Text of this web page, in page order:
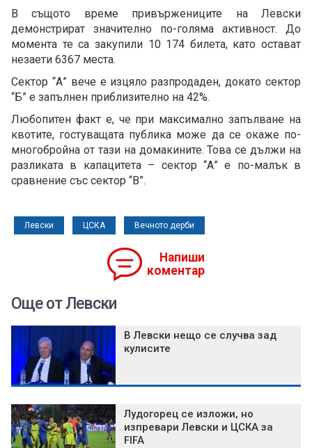
В същото време привържениците на Левски
демонстрират значително по-голяма активност. До
момента те са закупили 10 174 билета, като остават
незаети 6367 места.
Сектор “А” вече е изцяло разпродаден, докато сектор
“Б” е запълнен приблизително на 42%.
Любопитен факт е, че при максимално запълване на
квотите, гостуващата публика може да се окаже по-
многобройна от тази на домакините. Това се дължи на
разликата в капацитета – сектор “А” е по-малък в
сравнение със сектор “В”.
Левски ЦСКА Вечното дерби
Напиши
коментар
Още от Левски
В Левски нещо се случва зад
кулисите
Лудогорец се изложи, но
изпревари Левски и ЦСКА за
FIFA